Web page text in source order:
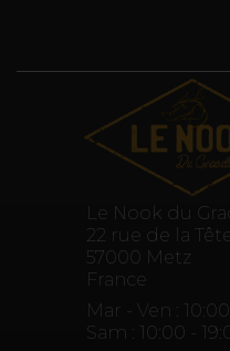
Le Nook du
22 rue de la
57000 Metz
France
Mar - Ven : 10:00
Sam : 10:00 -